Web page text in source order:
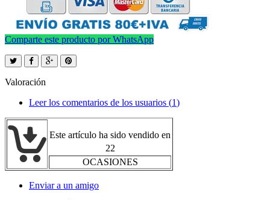
Comparte este producto por WhatsApp
Valoración
Leer los comentarios de los usuarios (1)
Este artículo ha sido vendido en
22
OCASIONES
Enviar a un amigo